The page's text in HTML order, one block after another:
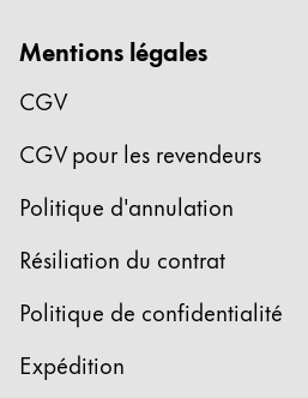
Mentions légales
CGV
CGV pour les revendeurs
Politique d'annulation
Résiliation du contrat
Politique de confidentialité
Expédition